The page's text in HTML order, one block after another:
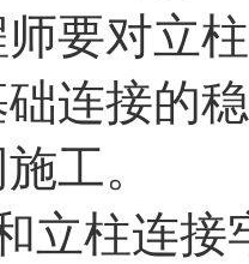
要对立
连接的
工。
立柱连